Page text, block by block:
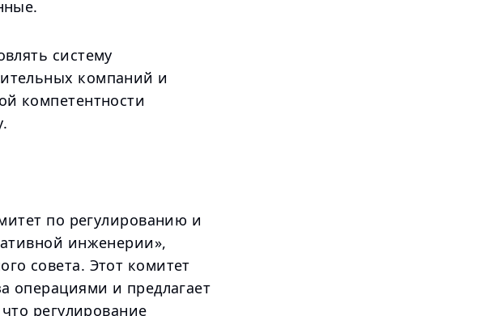
систему
компаний и
компетентности
по регулированию и
инженерии»,
совета. Этот комитет
операциями и предлагает
регулирование